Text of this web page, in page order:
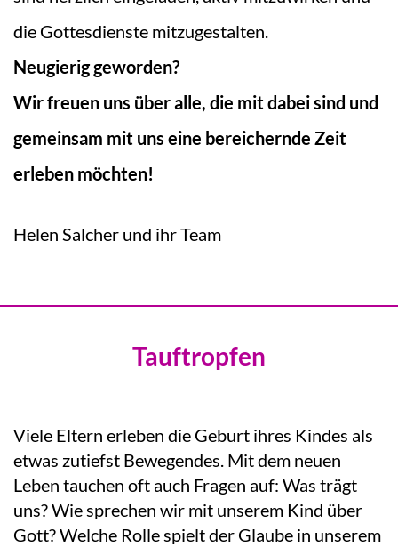
die Gottesdienste mitzugestalten.
Neugierig geworden?
Wir freuen uns über alle, die mit dabei sind und
gemeinsam mit uns eine bereichernde Zeit
erleben möchten!
Helen Salcher und ihr Team
Tauftropfen
Viele Eltern erleben die Geburt ihres Kindes als
etwas zutiefst Bewegendes. Mit dem neuen
Leben tauchen oft auch Fragen auf: Was trägt
uns? Wie sprechen wir mit unserem Kind über
Gott? Welche Rolle spielt der Glaube in unserem